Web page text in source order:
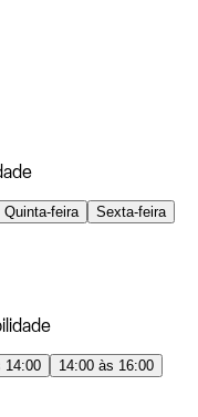
Quinta-feira
Sexta-feira
14:00
14:00 às 16:00